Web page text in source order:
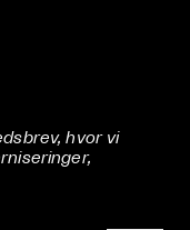
hvor vi